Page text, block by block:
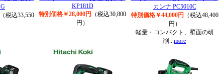
（税込33,550
KP181D
特別価格￥28,000円
（税込30,800
円）
カンナ PC5010C
特別価格￥44,000円
（税込48,400
円）
軽量・コンパクト、壁面の研
削...more